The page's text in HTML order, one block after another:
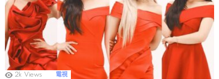
2k Views 電視